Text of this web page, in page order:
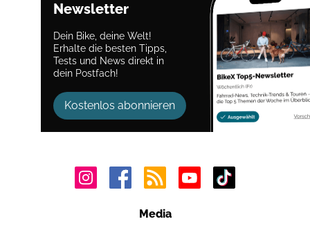
Newsletter
Dein Bike, deine Welt!
Erhalte die besten Tipps,
Tests und News direkt in
dein Postfach!
Kostenlos abonnieren
Media